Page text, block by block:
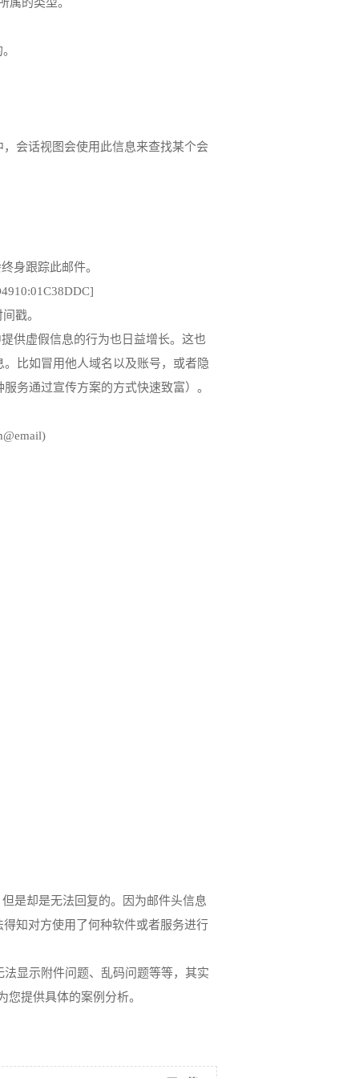
会话视图会使用此信息来查找某个会
身跟踪此邮件。
戳。
虚假信息的行为也日益增长。这也
比如冒用他人域名以及账号，或者隐
务通过宣传方案的方式快速致富）。
是却是无法回复的。因为邮件头信息
知对方使用了何种软件或者服务进行
显示附件问题、乱码问题等等，其实
您提供具体的案例分析。